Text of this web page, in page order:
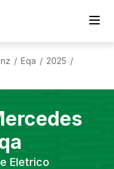
/ Eqa / 2025 /
Eletrico